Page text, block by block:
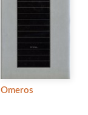
Omeros